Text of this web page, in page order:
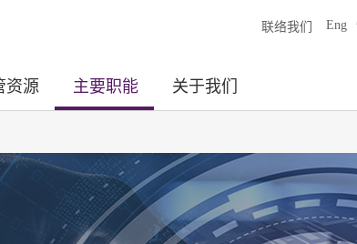
联络我们 Eng
资源 主要职能 关于我们